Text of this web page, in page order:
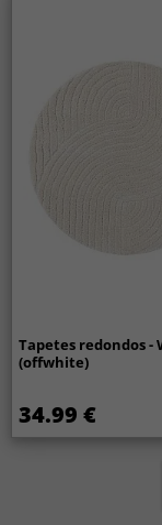
Tapetes redondos -
(offwhite)
34.99 €